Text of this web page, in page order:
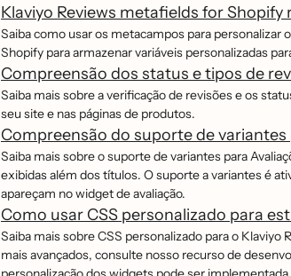
Klaviyo Reviews metafields for Shopify
Saiba como usar os metacampos para
Shopify para armazenar variáveis personalizadas
Compreensão dos status e tipos de
Saiba mais sobre a verificação de revisões e os
seu site e nas páginas de produtos.
Compreensão do suporte de variantes
Saiba mais sobre o suporte de variantes para
exibidas além dos títulos. O suporte a variantes é
apareçam no widget de avaliação.
Como usar CSS personalizado para
Saiba mais sobre CSS personalizado para o
mais avançados, consulte nosso recurso de